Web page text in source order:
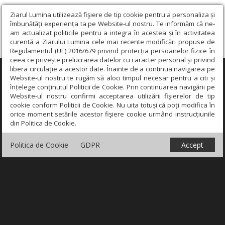
Ziarul Lumina utilizează fişiere de tip cookie pentru a personaliza și
îmbunătăți experiența ta pe Website-ul nostru. Te informăm că ne-
am actualizat politicile pentru a integra în acestea și în activitatea
curentă a Ziarului Lumina cele mai recente modificări propuse de
Regulamentul (UE) 2016/679 privind protecția persoanelor fizice în
ceea ce privește prelucrarea datelor cu caracter personal și privind
libera circulație a acestor date. Înainte de a continua navigarea pe
Website-ul nostru te rugăm să aloci timpul necesar pentru a citi și
înțelege conținutul Politicii de Cookie. Prin continuarea navigării pe
Website-ul nostru confirmi acceptarea utilizării fişierelor de tip
cookie conform Politicii de Cookie. Nu uita totuși că poți modifica în
orice moment setările acestor fişiere cookie urmând instrucțiunile
din Politica de Cookie.
Politica de Cookie GDPR Accept
×